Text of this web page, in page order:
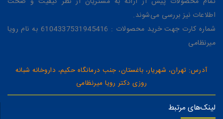
اطلاعات نیز بررسی می‌شوند.
شماره کارت جهت خرید محصولات : 6104337531945416 به نام رویا
میرنظامی
آدرس: تهران، شهریار، باغستان، جنب درمانگاه حکیم، داروخانه شبانه
روزی دکتر رویا میرنظامی
لینک‌های مرتبط